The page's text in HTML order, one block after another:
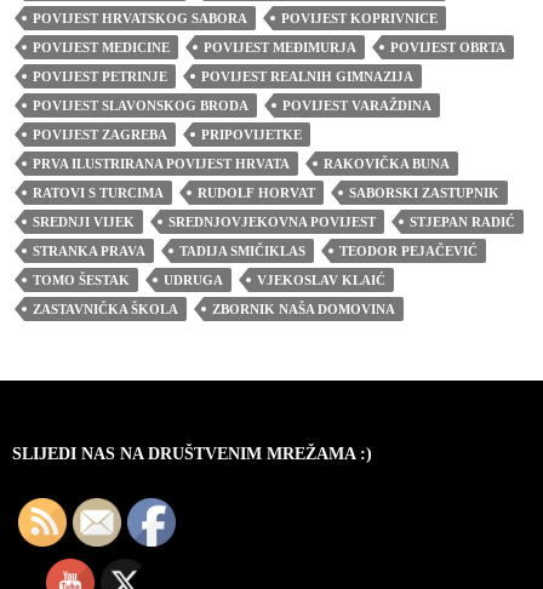
POVIJEST HRVATSKOG SABORA
POVIJEST KOPRIVNICE
POVIJEST MEDICINE
POVIJEST MEĐIMURJA
POVIJEST OBRTA
POVIJEST PETRINJE
POVIJEST REALNIH GIMNAZIJA
POVIJEST SLAVONSKOG BRODA
POVIJEST VARAŽDINA
POVIJEST ZAGREBA
PRIPOVIJETKE
PRVA ILUSTRIRANA POVIJEST HRVATA
RAKOVIČKA BUNA
RATOVI S TURCIMA
RUDOLF HORVAT
SABORSKI ZASTUPNIK
SREDNJI VIJEK
SREDNJOVJEKOVNA POVIJEST
STJEPAN RADIĆ
STRANKA PRAVA
TADIJA SMIČIKLAS
TEODOR PEJAČEVIĆ
TOMO ŠESTAK
UDRUGA
VJEKOSLAV KLAIĆ
ZASTAVNIČKA ŠKOLA
ZBORNIK NAŠA DOMOVINA
SLIJEDI NAS NA DRUŠTVENIM MREŽAMA :)